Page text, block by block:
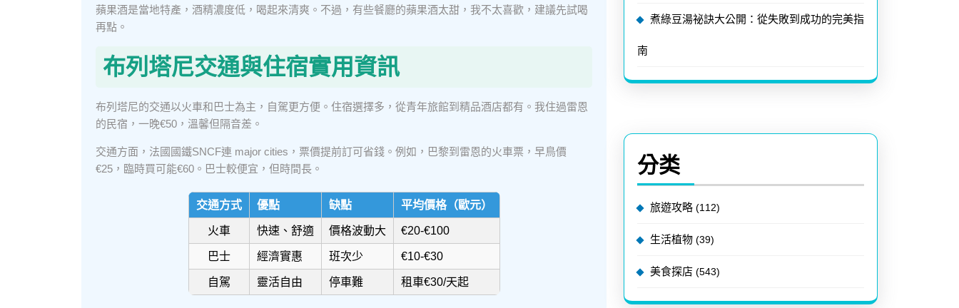
蘋果酒是當地特產，酒精濃度低，喝起來清爽。不過，有些餐廳的蘋果酒太甜，我不太喜歡，建議先試喝
再點。
布列塔尼交通與住宿實用資訊
布列塔尼的交通以火車和巴士為主，自駕更方便。住宿選擇多，從青年旅館到精品酒店都有。我住過雷恩
的民宿，一晚€50，溫馨但隔音差。
交通方面，法國國鐵SNCF連 major cities，票價提前訂可省錢。例如，巴黎到雷恩的火車票，早鳥價
€25，臨時買可能€60。巴士較便宜，但時間長。
交通方式 優點 缺點 平均價格（歐元）
火車 快速、舒適 價格波動大 €20-€100
巴士 經濟實惠 班次少 €10-€30
自駕 靈活自由 停車難 租車€30/天起
煮綠豆湯祕訣大公開：從失敗到成功的完美指
南
分类
旅遊攻略 (112)
生活植物 (39)
美食探店 (543)